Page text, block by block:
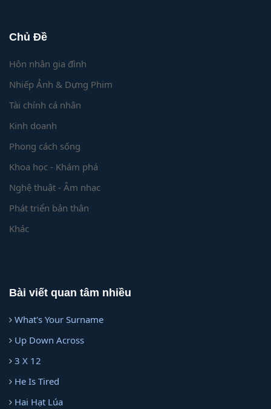
Chủ Đề
Hôn nhân gia đình
Nhiếp Ảnh & Dựng Phim
Tài chính cá nhân
Kinh doanh
Phong cách sống
Khoa học - Khám phá
Nghệ thuật - Âm nhạc
Phát triển bản thân
Khác
Bài viết quan tâm nhiều
What's Your Surname
Up Down Across
3 X 12
He Is Tired
Hai Hạt Lúa